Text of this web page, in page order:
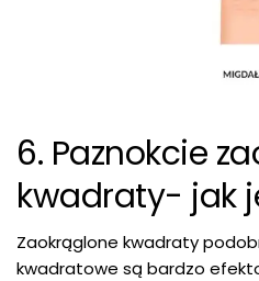
6. Paznokcie
kwadraty- jak
Zaokrąglone kwadraty
kwadratowe są bardzo